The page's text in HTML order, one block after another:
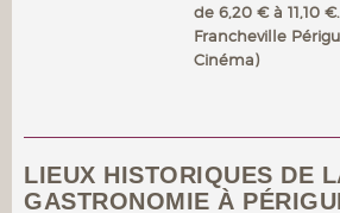
de 6,20 € à 11,10
Francheville
Cinéma)
LIEUX HISTORIQUES DE
GASTRONOMIE À